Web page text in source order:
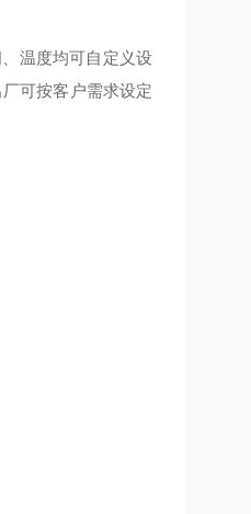
温度均可自定义设
可按客户需求设定